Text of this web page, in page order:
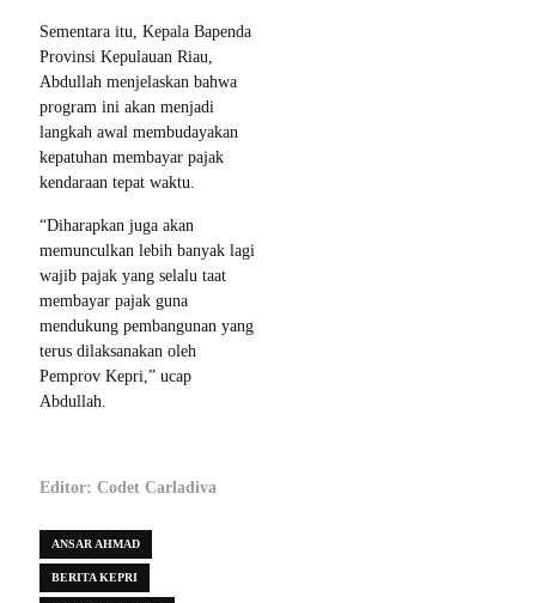
Sementara itu, Kepala Bapenda
Provinsi Kepulauan Riau,
Abdullah menjelaskan bahwa
program ini akan menjadi
langkah awal membudayakan
kepatuhan membayar pajak
kendaraan tepat waktu.
“Diharapkan juga akan
memunculkan lebih banyak lagi
wajib pajak yang selalu taat
membayar pajak guna
mendukung pembangunan yang
terus dilaksanakan oleh
Pemprov Kepri,” ucap
Abdullah.
Editor: Codet Carladiva
ANSAR AHMAD
BERITA KEPRI